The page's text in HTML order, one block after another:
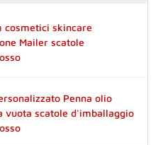
cosmetici skincare
Mailer scatole
Penna olio
vuota scatole d'imballaggio